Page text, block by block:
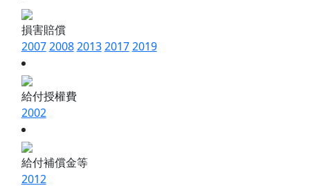
損害賠償
20072008201320172019
給付授權費
2002
給付補償金等
2012